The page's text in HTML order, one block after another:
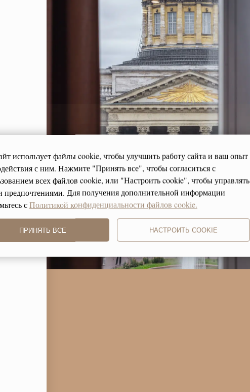
использует файлы cookie, чтобы улучшить работу сайта и ваш опыт
с ним. Нажмите "Принять все", чтобы согласиться с
всех файлов cookie, или "Настроить cookie", чтобы управлять
предпочтениями. Для получения дополнительной информации
сПолитикой конфиденциальности файлов cookie.
ПРИНЯТЬ ВСЕ НАСТРОИТЬ COOKIE